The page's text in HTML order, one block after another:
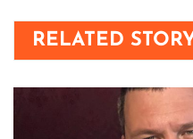
RELATED